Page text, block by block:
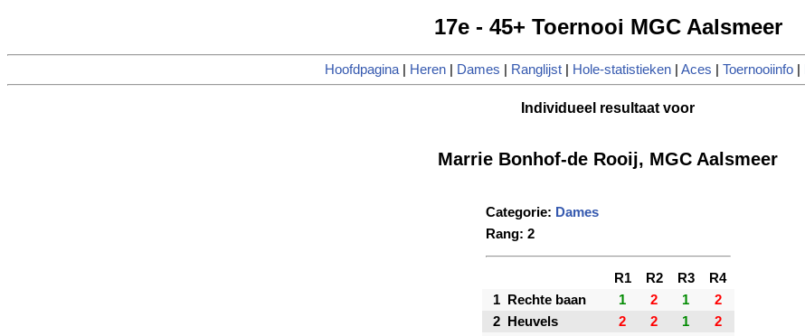
17e - 45+ Toernooi MGC Aalsmeer
Hoofdpagina| Heren| Dames Ranglijst| Hole-statistieken| Aces Toernooiinfo|
Individueel resultaat voor
Marrie Bonhof-de Rooij, MGC Aalsmeer
Categorie: Dames
Rang: 2
R1 R2 R3
R4
1
Rechte baan 1 2 1
2
2
Heuvels 2 2 1
2